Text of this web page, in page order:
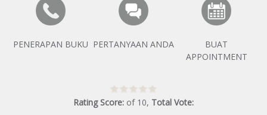
PENERAPAN BUKU PERTANYAAN ANDA
BUAT
APPOINTMENT
Rating Score: of 10, Total Vote: